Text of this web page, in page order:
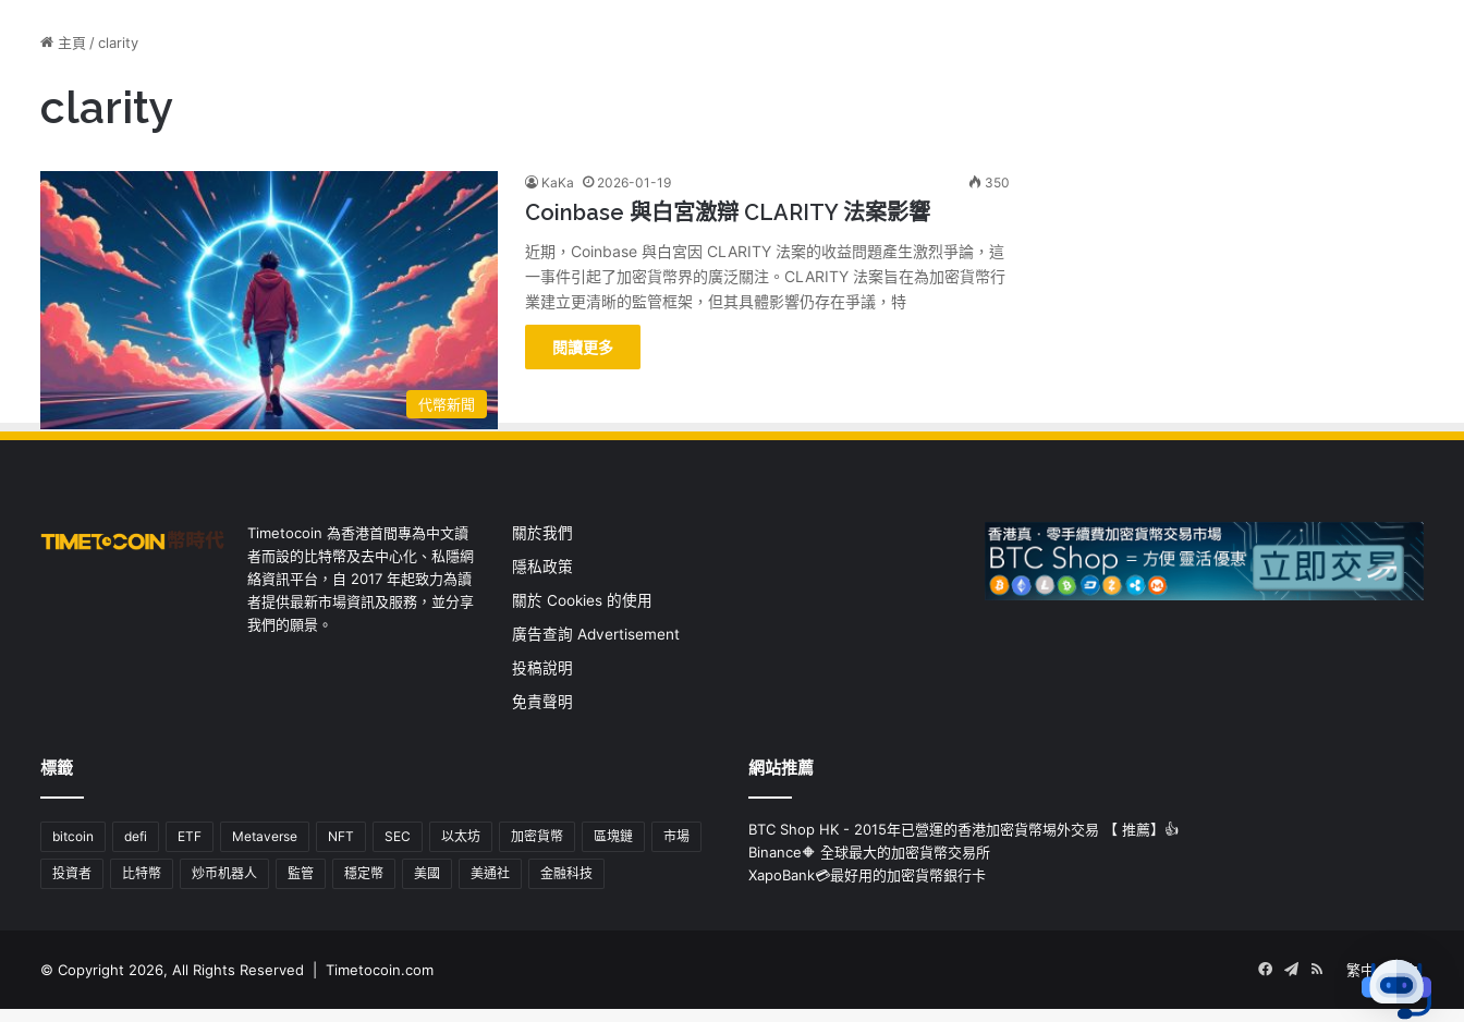
主頁 /clarity
clarity
代幣新聞
KaKa 2026-01-19 350
Coinbase 與白宮激辯 CLARITY 法案影響
近期，Coinbase 與白宮因 CLARITY 法案的收益問題產生激烈爭論，這
一事件引起了加密貨幣界的廣泛關注。CLARITY 法案旨在為加密貨幣行
業建立更清晰的監管框架，但其具體影響仍存在爭議，特
閱讀更多
Timetocoin 為香港首間專為中文讀
者而設的比特幣及去中心化、私隱網
絡資訊平台，自 2017 年起致力為讀
者提供最新市場資訊及服務，並分享
我們的願景。
關於我們
隱私政策
關於 Cookies 的使用
廣告查詢 Advertisement
投稿說明
免責聲明
標籤
bitcoin defi ETF Metaverse NFT SEC 以太坊 加密貨幣 區塊鏈 市場
投資者 比特幣 炒币机器人 監管 穩定幣 美國 美通社 金融科技
網站推薦
BTC Shop HK - 2015年已營運的香港加密貨幣埸外交易 【 推薦】👍
Binance🔶 全球最大的加密貨幣交易所
XapoBank💳最好用的加密貨幣銀行卡
© Copyright 2026, All Rights Reserved | Timetocoin.com 繁中 簡中
Facebook
Telegram
RSS